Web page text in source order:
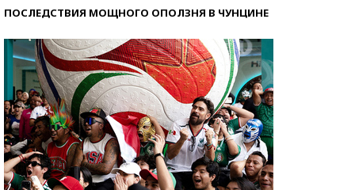
ПОСЛЕДСТВИЯ МОЩНОГО ОПОЛЗНЯ В ЧУНЦИНЕ